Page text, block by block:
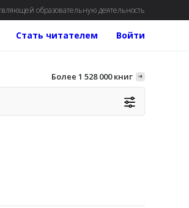
образовательную деятельность
Войти
Стать читателем
Более 1 528 000 книг